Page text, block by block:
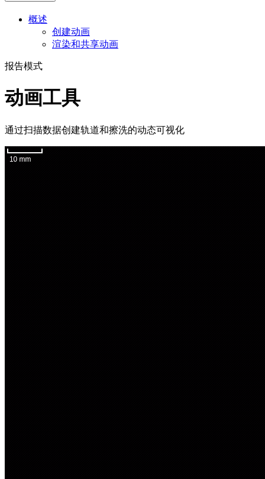
概述
创建动画
渲染和共享动画
报告模式
动画工具
通过扫描数据创建轨道和擦洗的动态可视化